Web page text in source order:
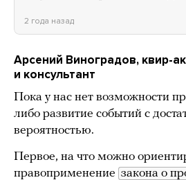
2 года назад
Арсений Виноградов, квир-
и консультант
Пока у нас нет возможности
либо развитие событий с
вероятностью.
Первое, на что можно
правоприменение закона о